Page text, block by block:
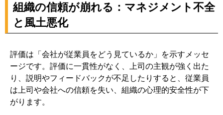
7-1. MBO：達成率評価の強みと落とし穴（易しい目標
に流れる等）
価と切り離す設計）
7-3. 360度評価：多面性のメリット／馴れ合い・関係悪
化リスク（使い所）
7-4. コンピテンシー：行動特性で育成につなげる／設計
コスト
組織の信頼が崩れる：マネジメント不全
と風土悪化
評価は「会社が従業員をどう見ているか」を示すメッセ
ージです。評価に一貫性がなく、上司の主観が強く出た
り、説明やフィードバックが不足したりすると、従業員
は上司や会社への信頼を失い、組織の心理的安全性が下
がります。